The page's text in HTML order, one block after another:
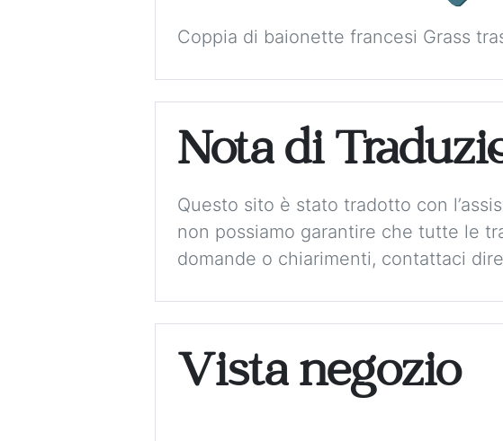
Coppia di baionette francesi Grass
Nota di
Questo sito è stato tradotto con
non possiamo garantire che tutte le
domande o chiarimenti, contattaci
Vista negozio